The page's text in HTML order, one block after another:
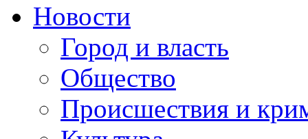
Новости
Город и власть
Общество
Происшествия и